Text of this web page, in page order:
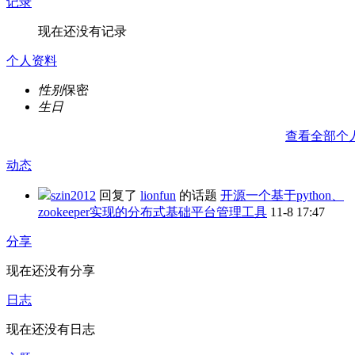
现在还没有记录
个人资料
性别保密
生日
查看全部个
动态
szin2012 回复了 lionfun 的话题 开源一个基于python、
zookeeper实现的分布式基础平台管理工具 11-8 17:47
分享
现在还没有分享
日志
现在还没有日志